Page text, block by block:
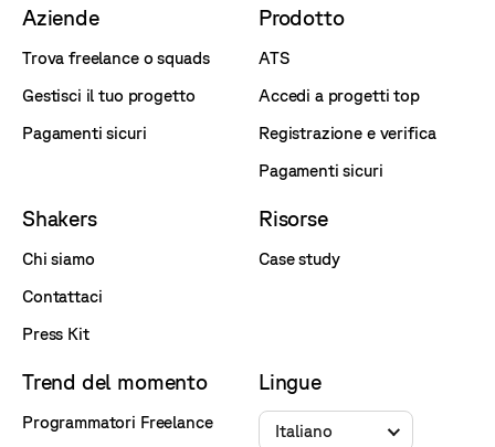
Aziende
Trova freelance o squads
Gestisci il tuo progetto
Pagamenti sicuri
Prodotto
ATS
Accedi a progetti top
Registrazione e verifica
Pagamenti sicuri
Shakers
Chi siamo
Contattaci
Press Kit
Risorse
Case study
Trend del momento
Programmatori Freelance
Lingue
Italiano